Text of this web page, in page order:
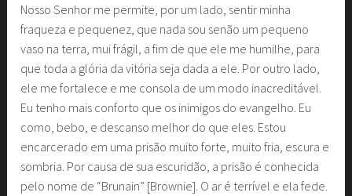
Nosso Senhor me permite, por um lado, sentir minha
fraqueza e pequenez, que nada sou senão um pequeno
vaso na terra, mui frágil, a fim de que ele me humilhe, para
que toda a glória da vitória seja dada a ele. Por outro lado,
ele me fortalece e me consola de um modo inacreditável.
Eu tenho mais conforto que os inimigos do evangelho. Eu
como, bebo, e descanso melhor do que eles. Estou
encarcerado em uma prisão muito forte, muito fria, escura e
sombria. Por causa de sua escuridão, a prisão é conhecida
pelo nome de “Brunain” [Brownie]. O ar é terrível e ela fede.